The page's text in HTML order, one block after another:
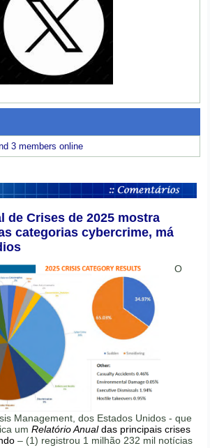
3 members online
de Crises de 2025 mostra
categorias cybercrime, má
O
Management, dos Estados Unidos - que
umRelatório Anualdas principais crises
– (1) registrou 1 milhão 232 mil notícias